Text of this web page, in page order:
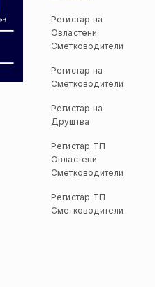
Регистар на
Овластени
Сметководители
Регистар на
Сметководители
Регистар на
Друштва
Регистар ТП
Овластени
Сметководители
Регистар ТП
Сметководители